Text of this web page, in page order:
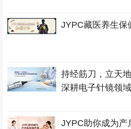
JYPC藏医养生保
持经筋刀，立天
深耕电子针镜领
JYPC助你成为产